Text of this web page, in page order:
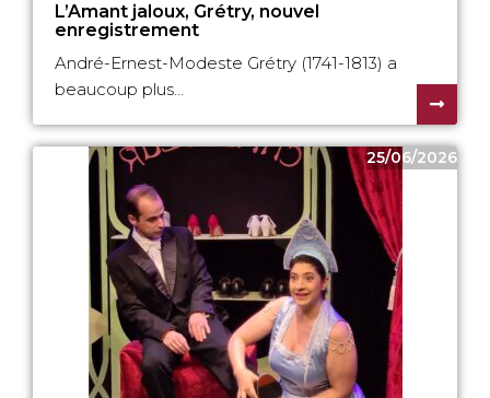
L’Amant jaloux, Grétry, nouvel
enregistrement
André-Ernest-Modeste Grétry (1741-1813) a
beaucoup plus...
25/06/2026